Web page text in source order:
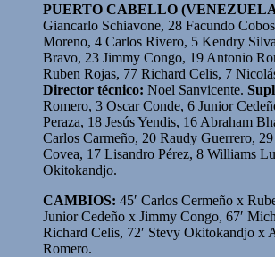
PUERTO CABELLO
Giancarlo Schiavone, 28 Facundo
Moreno, 4 Carlos Rivero, 5 Kendry
Bravo, 23 Jimmy Congo, 19 Antonio
Ruben Rojas, 77 Richard Celis, 7
Director técnico: Noel Sanvicente.
Romero, 3 Oscar Conde, 6 Junior
Peraza, 18 Jesús Yendis, 16 Abraham
Carlos Carmeño, 20 Raudy Guerrero,
Covea, 17 Lisandro Pérez, 8 Williams
Okitokandjo.
CAMBIOS: 45′ Carlos Cermeño x
Junior Cedeño x Jimmy Congo, 67′
Richard Celis, 72′ Stevy Okitokandjo x
Romero.